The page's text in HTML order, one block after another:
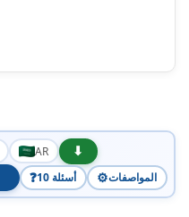
AR
⬇
❓ 10 أسئلة ⚙️المواصفات